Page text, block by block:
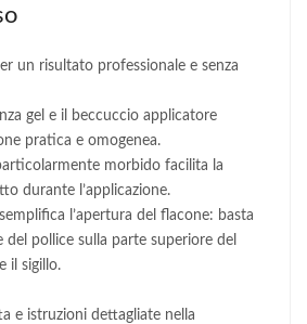
un risultato professionale e senza
gel e il beccuccio applicatore
pratica e omogenea.
morbido facilita la
durante l’applicazione.
l’apertura del flacone: basta
del pollice sulla parte superiore del
il sigillo.
e istruzioni dettagliate nella